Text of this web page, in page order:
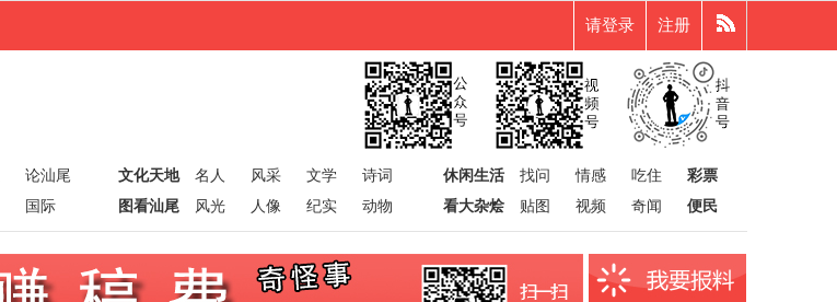
请登录 注册
论汕尾
国际
文化天地 名人 风采 文学
诗词
图看汕尾
风光 人像 纪实 动物
休闲生活 找问 情感 吃住
彩票
看大杂烩
贴图 视频 奇闻 便民